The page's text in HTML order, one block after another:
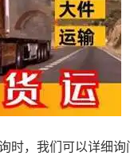
时，我们可以详细